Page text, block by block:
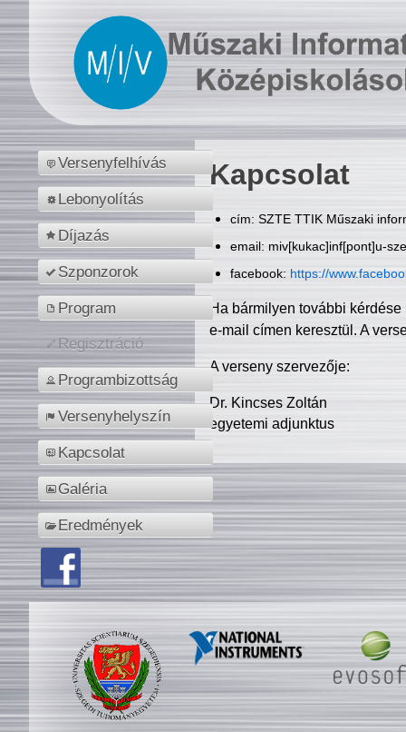
Versenyfelhívás
Lebonyolítás
Díjazás
Szponzorok
Program
Regisztráció
Programbizottság
Versenyhelyszín
Kapcsolat
Galéria
Eredmények
Kapcsolat
cím: SZTE TTIK Műszaki
email: miv[kukac]inf[pont]u-
facebook: https://
Ha bármilyen további
e-mail címen keresztül. A
A verseny szervezője:
Dr. Kincses Zoltán
egyetemi adjunktus